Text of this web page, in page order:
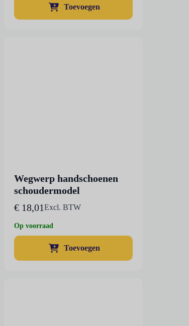
Toevoegen
Wegwerp handschoenen
schoudermodel
€ 18,01Excl. BTW
Op voorraad
Toevoegen